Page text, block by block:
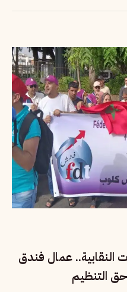
النقابية.. عمال فندق
التنظيم